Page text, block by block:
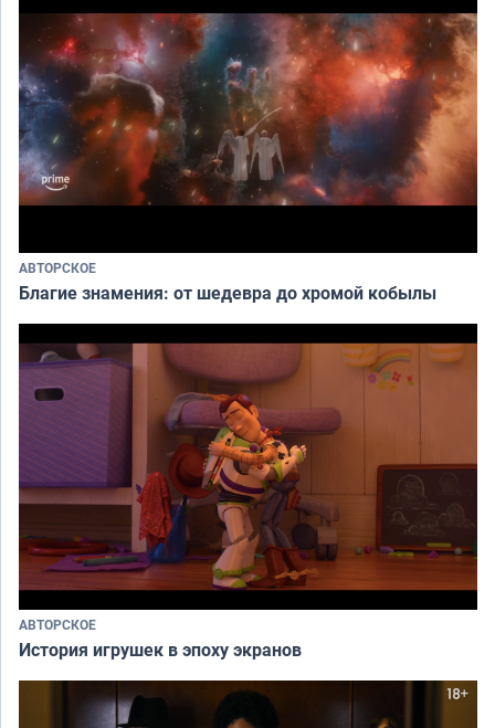
АВТОРСКОЕ
Благие знамения: от шедевра до хромой кобылы
АВТОРСКОЕ
История игрушек в эпоху экранов